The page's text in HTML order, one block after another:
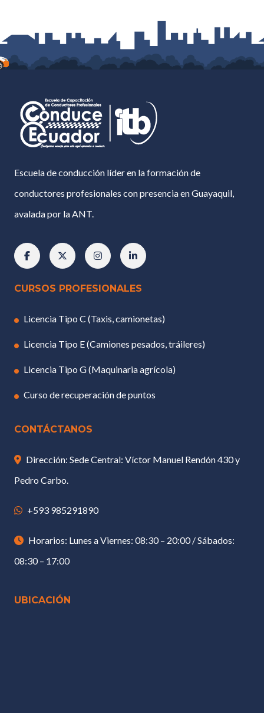
Escuela de conducción líder en la formación de
conductores profesionales con presencia en Guayaquil,
avalada por la ANT.
CURSOS PROFESIONALES
Licencia Tipo C (Taxis, camionetas)
Licencia Tipo E (Camiones pesados, tráileres)
Licencia Tipo G (Maquinaria agrícola)
Curso de recuperación de puntos
CONTÁCTANOS
Dirección: Sede Central: Víctor Manuel Rendón 430 y
Pedro Carbo.
+593 985291890
Horarios: Lunes a Viernes: 08:30 – 20:00 / Sábados:
08:30 – 17:00
UBICACIÓN